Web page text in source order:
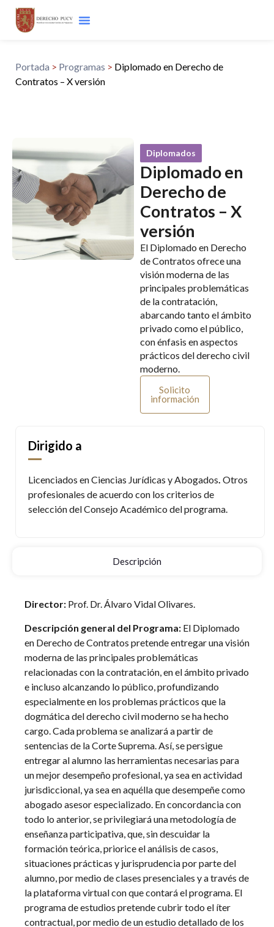
Portada > Programas > Diplomado en Derecho de
Contratos – X versión
Diplomados
Diplomado en
Derecho de
Contratos – X
versión
El Diplomado en Derecho
de Contratos ofrece una
visión moderna de las
principales problemáticas
de la contratación,
abarcando tanto el ámbito
privado como el público,
con énfasis en aspectos
prácticos del derecho civil
moderno.
Solicito
información
Dirigido a
Licenciados en Ciencias Jurídicas yAbogados. Otros
profesionales de acuerdo con los criterios de
selección del Consejo Académico del programa.
Descripción
Director: Prof. Dr.Álvaro Vidal Olivares.
Descripción general del Programa: El Diplomado
en Derecho de Contratos pretende entregar una visión
moderna de las principales problemáticas
relacionadas con la contratación, en el ámbito privado
e incluso alcanzando lo público, profundizando
especialmente en los problemas prácticos que la
dogmática del derecho civil moderno se ha hecho
cargo. Cada problema se analizará a partir de
sentencias de la Corte Suprema. Así, se persigue
entregar al alumno las herramientas necesarias para
un mejor desempeño profesional, ya sea en actividad
jurisdiccional, ya sea en aquélla que desempeñe como
abogado asesor especializado. En concordancia con
todo lo anterior, se privilegiará una metodología de
enseñanza participativa, que, sin descuidar la
formación teórica, priorice el análisis de casos,
situaciones prácticas y jurisprudencia por parte del
alumno, por medio de clases presenciales y a través de
la plataforma virtual con que contará el programa. El
programa de estudios pretende cubrir todo el íter
contractual, por medio de un estudio detallado de los